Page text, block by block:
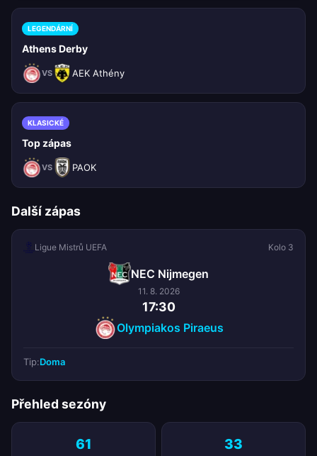
LEGENDÁRNÍ
Athens Derby
VS AEK Athény
KLASICKÉ
Top zápas
VS PAOK
Další zápas
Ligue Mistrů UEFA Kolo 3
NEC Nijmegen
11. 8. 2026
17:30
Olympiakos Piraeus
Tip:Doma
Přehled sezóny
61 33